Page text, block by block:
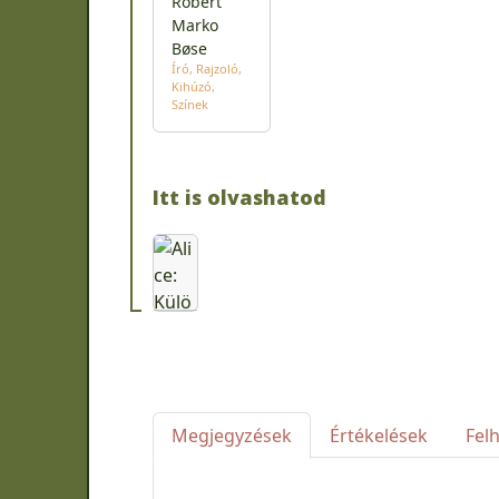
Marko
Bøse
Író Rajzoló
Kihúzó
Színek
Itt is olvashatod
Megjegyzések Értékelések